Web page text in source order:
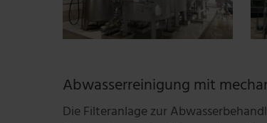
Abwasserreinigung mit
Die Filteranlage zur